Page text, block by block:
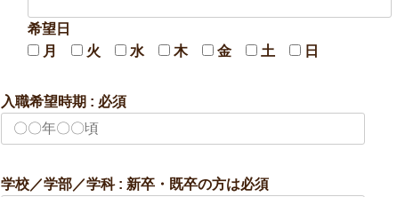
希望日
月
火 水 木 金 土 日
入職希望時期 : 必須
学校／学部／学科 : 新卒・既卒の方は必須